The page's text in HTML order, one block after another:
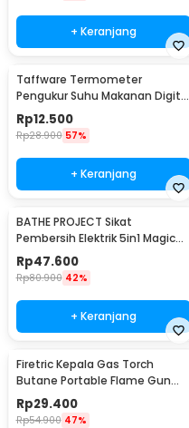
+ Keranjang
Taffware Termometer
Pengukur Suhu Makanan Digital
Daging Kopi Susu - TP101
Rp12.500
Rp28.900 57%
+ Keranjang
BATHE PROJECT Sikat
Pembersih Elektrik 5in1 Magic
Brush Rechargeable - WQ8110
Rp47.600
Rp80.900 42%
+ Keranjang
Firetric Kepala Gas Torch
Butane Portable Flame Gun
Adjustable - 807
Rp29.400
Rp54.900 47%